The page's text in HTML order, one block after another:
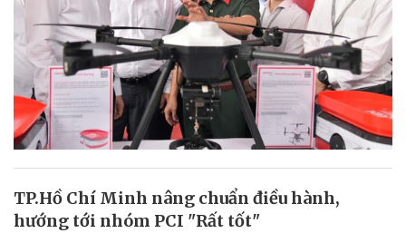
TP.Hồ Chí Minh nâng chuẩn điều hành,
hướng tới nhóm PCI "Rất tốt"